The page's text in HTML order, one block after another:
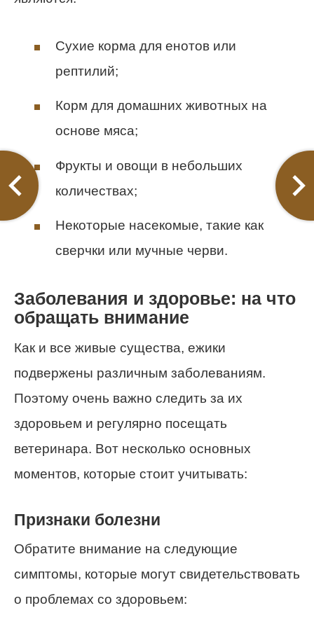
Сухие корма для енотов или
рептилий;
Корм для домашних животных на
основе мяса;
Фрукты и овощи в небольших
количествах;
Некоторые насекомые, такие как
сверчки или мучные черви.
Заболевания и здоровье: на что
обращать внимание
Как и все живые существа, ежики
подвержены различным заболеваниям.
Поэтому очень важно следить за их
здоровьем и регулярно посещать
ветеринара. Вот несколько основных
моментов, которые стоит учитывать:
Признаки болезни
Обратите внимание на следующие
симптомы, которые могут свидетельствовать
о проблемах со здоровьем: